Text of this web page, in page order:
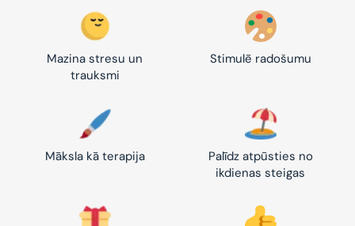
Mazina stresu un
trauksmi
Stimulē radošumu
Māksla kā terapija
Palīdz atpūsties no
ikdienas steigas